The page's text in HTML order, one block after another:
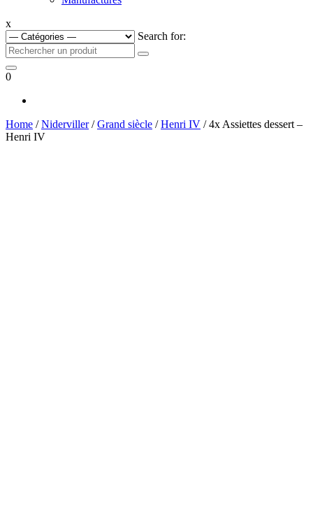
x
Search for:
0
Home /Niderviller/Grand siècle /Henri IV / 4x Assiettes dessert –
Henri IV